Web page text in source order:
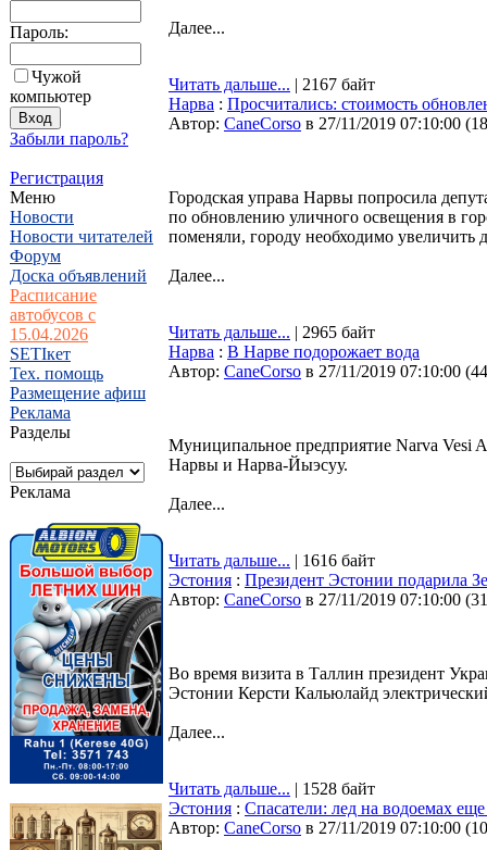
Пароль:
Чужой
компьютер
Забыли пароль?
Регистрация
Меню
Новости
Новости читателей
Форум
Доска объявлений
Расписание
автобусов с
15.04.2026
SETIкет
Тех. помощь
Размещение афиш
Реклама
Разделы
Реклама
Далее...
Читать дальше... | 2167 байт
Нарва : Просчитались: стоимость
Автор: CaneCorso в 27/11/2019 07:10:00 (
Городская управа Нарвы попросила
по обновлению уличного освещения в
поменяли, городу необходимо
Далее...
Читать дальше... | 2965 байт
Нарва : В Нарве подорожает вода
Автор: CaneCorso в 27/11/2019 07:10:00 (
Муниципальное предприятие Narva Vesi
Нарвы и Нарва-Йыэсуу.
Далее...
Читать дальше... | 1616 байт
Эстония : Президент Эстонии подарила
Автор: CaneCorso в 27/11/2019 07:10:00 (
Во время визита в Таллин президент
Эстонии Керсти Кальюлайд
Далее...
Читать дальше... | 1528 байт
Эстония : Спасатели: лед на водоемах
Автор: CaneCorso в 27/11/2019 07:10:00 (